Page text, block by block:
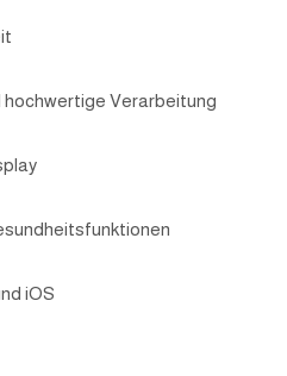
hochwertige Verarbeitung
iOS